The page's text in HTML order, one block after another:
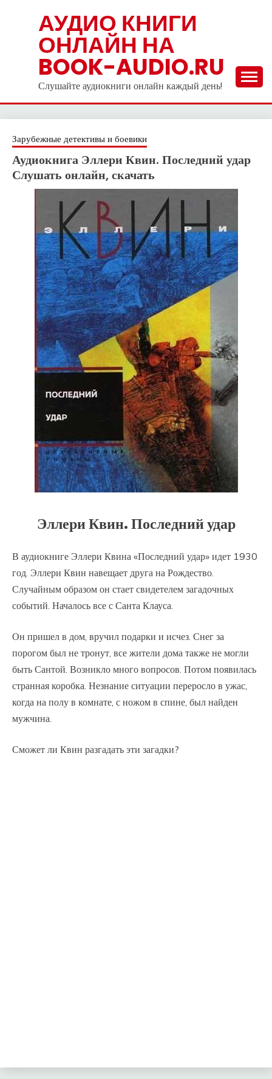
АУДИО КНИГИ
ОНЛАЙН НА
BOOK-AUDIO.RU
Слушайте аудиокниги онлайн каждый день!
Зарубежные детективы и боевики
Аудиокнига Эллери Квин. Последний удар
Слушать онлайн, скачать
Эллери Квин. Последний удар
В аудиокниге Эллери Квина «Последний удар» идет 1930
год. Эллери Квин навещает друга на Рождество.
Случайным образом он стает свидетелем загадочных
событий. Началось все с Санта Клауса.
Он пришел в дом, вручил подарки и исчез. Снег за
порогом был не тронут, все жители дома также не могли
быть Сантой. Возникло много вопросов. Потом появилась
странная коробка. Незнание ситуации переросло в ужас,
когда на полу в комнате, с ножом в спине, был найден
мужчина.
Сможет ли Квин разгадать эти загадки?